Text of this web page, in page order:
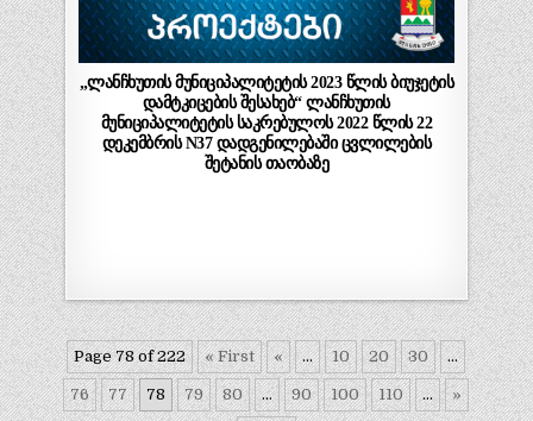
„ლანჩხუთის მუნიციპალიტეტის 2023 წლის ბიუჯეტის
დამტკიცების შესახებ“ ლანჩხუთის
მუნიციპალიტეტის საკრებულოს 2022 წლის 22
დეკემბრის N37 დადგენილებაში ცვლილების
შეტანის თაობაზე
Page 78 of 222 « First « ... 10 20 30 ...
76 77 78 79 80 ... 90 100 110 ... »